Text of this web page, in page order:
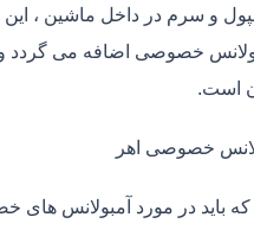
و سرم در داخل ماشین ، این
خصوصی اضافه می گردد
است.
خصوصی اهر
باید در مورد آمبولانس های